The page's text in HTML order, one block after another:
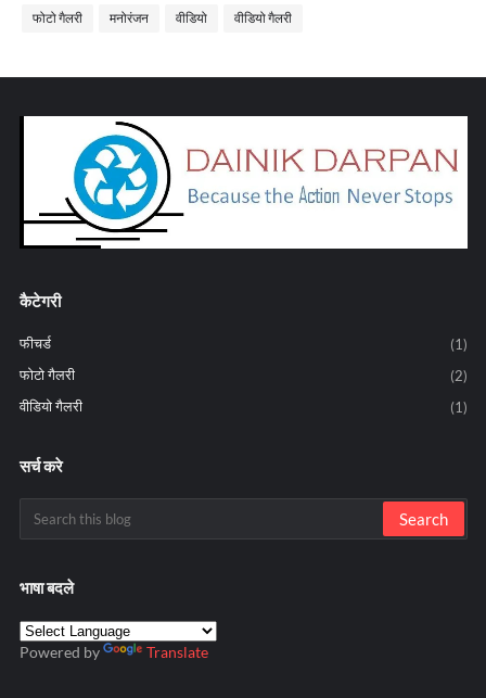
फोटो गैलरी मनोरंजन वीडियो वीडियो गैलरी
कैटेगरी
फीचर्ड
(1)
फोटो गैलरी
(2)
वीडियो गैलरी
(1)
सर्च करे
भाषा बदले
Powered by Translate